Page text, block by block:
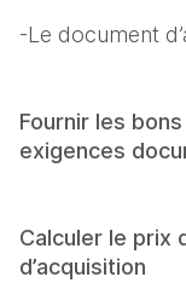
-Le document
Fournir les
exigences
Calculer le prix
d’acquisition